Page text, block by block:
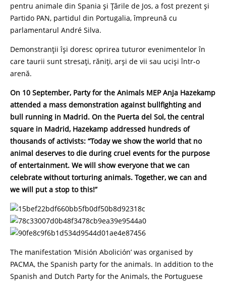
pentru animale din Spania și Țările de Jos, a fost prezent și
Partido PAN, partidul din Portugalia, împreună cu
parlamentarul André Silva.
Demonstranții își doresc oprirea tuturor evenimentelor în
care taurii sunt stresați, răniți, arși de vii sau uciși într-o
arenă.
On 10 September, Party for the Animals MEP Anja Hazekamp
attended a mass demonstration against bullfighting and
bull running in Madrid. On the Puerta del Sol, the central
square in Madrid, Hazekamp addressed hundreds of
thousands of activists: “Today we show the world that no
animal deserves to die during cruel events for the purpose
of entertainment. We will show everyone that we can
celebrate without torturing animals. Together, we can and
we will put a stop to this!”
The manifestation ‘Misión Abolición’ was organised by
PACMA, the Spanish party for the animals. In addition to the
Spanish and Dutch Party for the Animals, the Portuguese